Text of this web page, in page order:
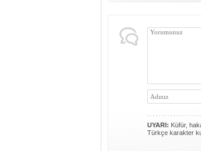
UYARI: Küfür,
Türkçe karakter